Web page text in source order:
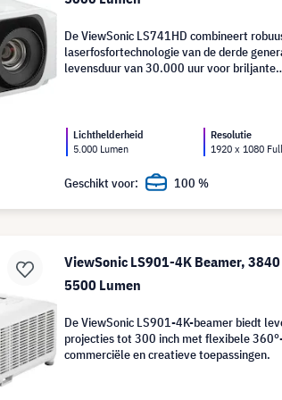
De ViewSonic LS741HD combineert
laserfosfortechnologie van de derde
levensduur van 30.000 uur voor briljante
Lichthelderheid
5.000 Lumen
Resolutie
1920 x 1080
Geschikt voor: 100 %
ViewSonic LS901-4K Beamer,
5500 Lumen
De ViewSonic LS901-4K-beamer biedt
projecties tot 300 inch met flexibele
commerciële en creatieve toepassingen.